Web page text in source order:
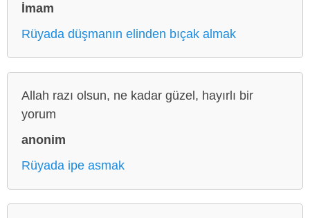
İmam
Rüyada düşmanın elinden bıçak almak
Allah razı olsun, ne kadar güzel, hayırlı bir
yorum
anonim
Rüyada ipe asmak